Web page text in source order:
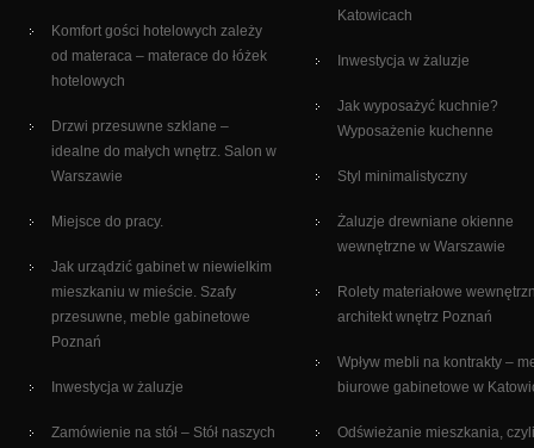
Komfort gości hotelowych zależy
od materaca – materace do łóżek
hotelowych
Drzwi przesuwne szklane –
idealne do małych wnętrz. Salon w
Warszawie
Miejsce do pracy.
Jak urządzić gabinet w niewielkim
mieszkaniu w mieście. Szafy
przesuwne, meble gabinetowe
Poznań
Inwestycja w żaluzje
Zamówienie na stół – Stół naszych
Katowicach
Inwestycja w żaluzje
Jak wyposażyć kuchnie?
Wyposażenie kuchenne
Styl minimalistyczny
Żaluzje drewniane okienne
wewnętrzne w Warszawie
Rolety materiałowe
architekt wnętrz Poznań
Wpływ mebli na kontrakty –
biurowe gabinetowe w
Odświeżanie mieszkania,